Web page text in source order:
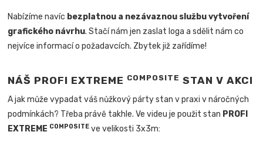
Nabízíme navíc bezplatnou a nezávaznou službu vytvoření
grafického návrhu. Stačí nám jen zaslat loga a sdělit nám co
nejvíce informací o požadavcích. Zbytek již zařídíme!
NÁŠ PROFI EXTREME COMPOSITE STAN V AKCI
A jak může vypadat váš nůžkový párty stan v praxi v náročných
podmínkách? Třeba právě takhle. Ve videu je použit stan PROFI
EXTREME COMPOSITE ve velikosti 3x3m: